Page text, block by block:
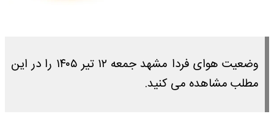
وضعیت هوای فردا مشهد جمعه ۱۲ تیر ۱۴۰۵ را در این
مطلب مشاهده می کنید.